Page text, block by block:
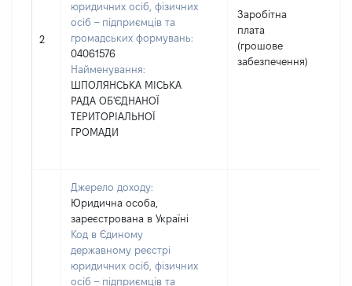
2
юридичних осіб, фізичних
осіб – підприємців та
громадських формувань:
04061576
Найменування:
ШПОЛЯНСЬКА МІСЬКА
РАДА ОБ'ЄДНАНОЇ
ТЕРИТОРІАЛЬНОЇ
ГРОМАДИ
Заробітна
плата
(грошове
забезпечення)
Джерело доходу:
Юридична особа,
зареєстрована в Україні
Код в Єдиному
державному реєстрі
юридичних осіб, фізичних
осіб – підприємців та